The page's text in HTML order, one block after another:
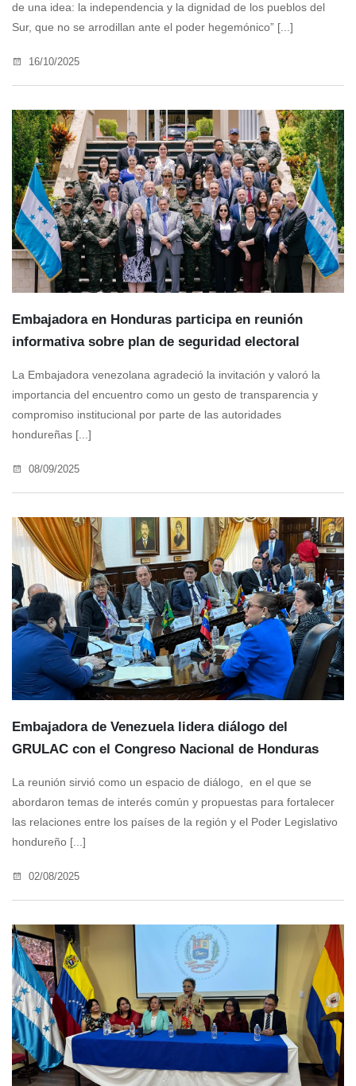
de una idea: la independencia y la dignidad de los pueblos del
Sur, que no se arrodillan ante el poder hegemónico” [...]
16/10/2025
Embajadora en Honduras participa en reunión
informativa sobre plan de seguridad electoral
La Embajadora venezolana agradeció la invitación y valoró la
importancia del encuentro como un gesto de transparencia y
compromiso institucional por parte de las autoridades
hondureñas [...]
08/09/2025
Embajadora de Venezuela lidera diálogo del
GRULAC con el Congreso Nacional de Honduras
La reunión sirvió como un espacio de diálogo, en el que se
abordaron temas de interés común y propuestas para fortalecer
las relaciones entre los países de la región y el Poder Legislativo
hondureño [...]
02/08/2025